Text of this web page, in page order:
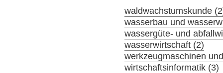
waldwachstumskunde
wasserbau und
wassergüte- und
wasserwirtschaft (2)
werkzeugmaschinen
wirtschaftsinformatik (3)